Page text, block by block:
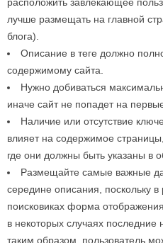
лучше размещать на главной
блога).
Описание в теге должно
содержимому сайта.
Нужно добиваться
иначе сайт не попадет на
Наличие или отсутствие
влияет на содержимое
где они должны быть указаны в
Размещайте самые важные
середине описания, поскольку в
поисковиках форма
в некоторых случаях последние
таким образом, пользователь